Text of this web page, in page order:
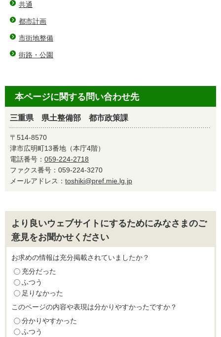
共通
都市計画
市街地整備
街路・公園
本ページに関する問い合わせ先
三重県 県土整備部 都市政策課
〒514-8570
津市広明町13番地（本庁4階）
電話番号： 059-224-2718
ファクス番号：059-224-3270
メールアドレス： toshiki@pref.mie.lg.jp
より良いウェブサイトにするためにみなさまのご
意見をお聞かせください
お求めの情報は充分掲載されていましたか？
充分だった
ふつう
足りなかった
このページの内容や表現は分かりやすかったですか？
分かりやすかった
ふつう